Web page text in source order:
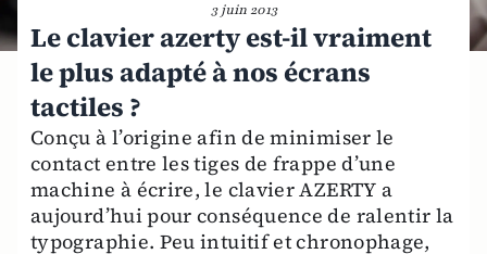
3 juin 2013
Le clavier azerty est-il vraiment
le plus adapté à nos écrans
tactiles ?
Conçu à l’origine afin de minimiser le
contact entre les tiges de frappe d’une
machine à écrire, le clavier AZERTY a
aujourd’hui pour conséquence de ralentir la
typographie. Peu intuitif et chronophage,